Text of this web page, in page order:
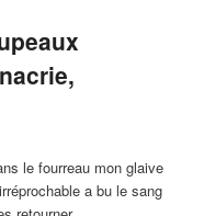
le fourreau mon glaive
a bu le sang